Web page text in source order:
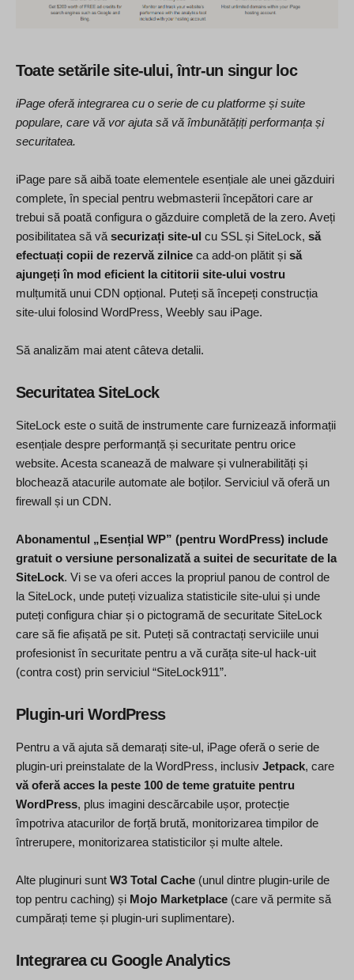
Toate setările site-ului, într-un singur loc
iPage oferă integrarea cu o serie de cu platforme și suite
populare, care vă vor ajuta să vă îmbunătățiți performanța și
securitatea.
iPage pare să aibă toate elementele esențiale ale unei găzduiri
complete, în special pentru webmasterii începători care ar
trebui să poată configura o găzduire completă de la zero. Aveți
posibilitatea să vă securizați site-ul cu SSL și SiteLock, să
efectuați copii de rezervă zilnice ca add-on plătit și să
ajungeți în mod eficient la cititorii site-ului vostru
mulțumită unui CDN opțional. Puteți să începeți construcția
site-ului folosind WordPress, Weebly sau iPage.
Să analizăm mai atent câteva detalii.
Securitatea SiteLock
SiteLock este o suită de instrumente care furnizează informații
esențiale despre performanță și securitate pentru orice
website. Acesta scanează de malware și vulnerabilități și
blochează atacurile automate ale boților. Serviciul vă oferă un
firewall și un CDN.
Abonamentul „Esențial WP” (pentru WordPress) include
gratuit o versiune personalizată a suitei de securitate de la
SiteLock. Vi se va oferi acces la propriul panou de control de
la SiteLock, unde puteți vizualiza statisticile site-ului și unde
puteți configura chiar și o pictogramă de securitate SiteLock
care să fie afișată pe sit. Puteți să contractați serviciile unui
profesionist în securitate pentru a vă curăța site-ul hack-uit
(contra cost) prin serviciul “SiteLock911”.
Plugin-uri WordPress
Pentru a vă ajuta să demarați site-ul, iPage oferă o serie de
plugin-uri preinstalate de la WordPress, inclusiv Jetpack, care
vă oferă acces la peste 100 de teme gratuite pentru
WordPress, plus imagini descărcabile ușor, protecție
împotriva atacurilor de forță brută, monitorizarea timpilor de
întrerupere, monitorizarea statisticilor și multe altele.
Alte pluginuri sunt W3 Total Cache (unul dintre plugin-urile de
top pentru caching) și Mojo Marketplace (care vă permite să
cumpărați teme și plugin-uri suplimentare).
Integrarea cu Google Analytics